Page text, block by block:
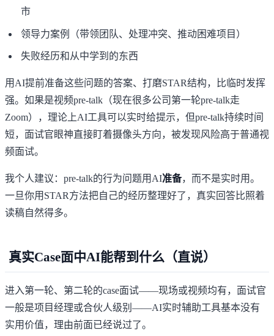
市
领导力案例（带领团队、处理冲突、推动困难项目）
失败经历和从中学到的东西
用AI提前准备这些问题的答案、打磨STAR结构，比临时发挥
强。如果是视频pre-talk（现在很多公司第一轮pre-talk走
Zoom），理论上AI工具可以实时给提示，但pre-talk持续时间
短，面试官眼神直接盯着摄像头方向，被发现风险高于普通视
频面试。
我个人建议：pre-talk的行为问题用AI准备，而不是实时用。
一旦你用STAR方法把自己的经历整理好了，真实回答比照着
读稿自然得多。
真实Case面中AI能帮到什么（直说）
进入第一轮、第二轮的case面试——现场或视频均有，面试官
一般是项目经理或合伙人级别——AI实时辅助工具基本没有
实用价值，理由前面已经说过了。